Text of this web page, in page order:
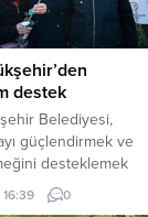
destek
Belediyesi,
güçlendirmek ve
desteklemek
yürüttüğü
programlarıyla
0